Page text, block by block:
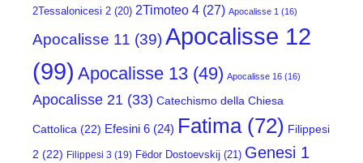
2Tessalonicesi 2 (20) 2Timoteo 4 (27) Apocalisse 1 (16)
Apocalisse 11 (39)Apocalisse 12
(99) Apocalisse 13 (49) Apocalisse 16 (16)
Apocalisse 21 (33) Catechismo della Chiesa
Cattolica (22) Efesini 6 (24) Fatima(72) Filippesi
2 (22) Filippesi 3 (19) Fëdor Dostoevskij (21) Genesi 1